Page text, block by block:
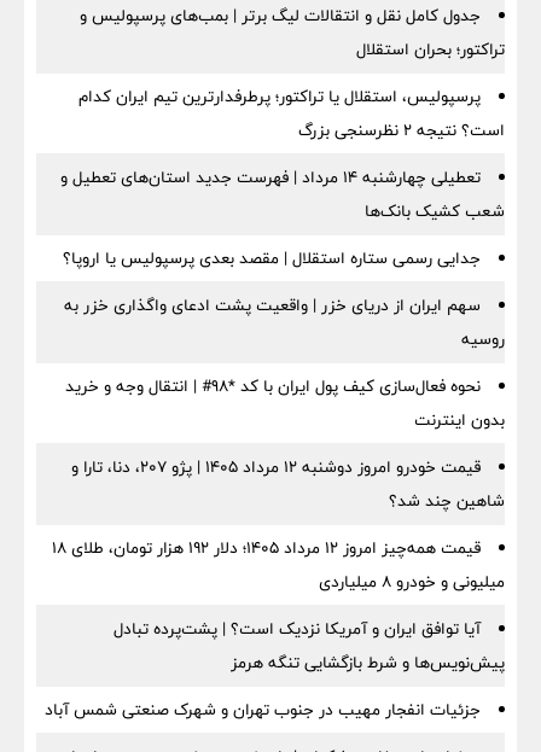
جدول کامل نقل و انتقالات لیگ برتر | بمب‌های پرسپولیس و
تراکتور؛ بحران استقلال
پرسپولیس، استقلال یا تراکتور؛ پرطرفدارترین تیم ایران کدام
است؟ نتیجه ۲ نظرسنجی بزرگ
تعطیلی چهارشنبه ۱۴ مرداد | فهرست جدید استان‌های تعطیل و
شعب کشیک بانک‌ها
جدایی رسمی ستاره استقلال | مقصد بعدی پرسپولیس یا اروپا؟
سهم ایران از دریای خزر | واقعیت پشت ادعای واگذاری خزر به
روسیه
نحوه فعال‌سازی کیف پول ایران با کد *98# | انتقال وجه و خرید
بدون اینترنت
قیمت خودرو امروز دوشنبه ۱۲ مرداد ۱۴۰۵ | پژو ۲۰۷، دنا، تارا و
شاهین چند شد؟
قیمت همه‌چیز امروز ۱۲ مرداد ۱۴۰۵؛ دلار ۱۹۲ هزار تومان، طلای ۱۸
میلیونی و خودرو ۸ میلیاردی
آیا توافق ایران و آمریکا نزدیک است؟ | پشت‌پرده تبادل
پیش‌نویس‌ها و شرط بازگشایی تنگه هرمز
جزئیات انفجار مهیب در جنوب تهران و شهرک صنعتی شمس آباد